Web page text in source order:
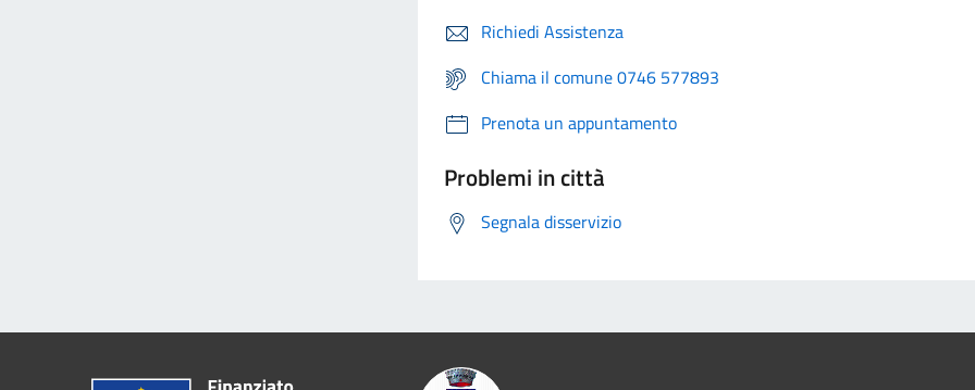
Richiedi Assistenza
Chiama il comune 0746 577893
Prenota un appuntamento
Problemi in città
Segnala disservizio